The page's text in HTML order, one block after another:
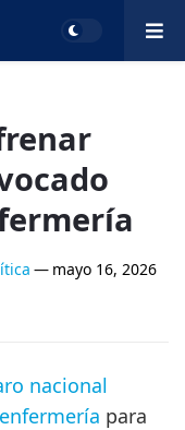
— mayo 16, 2026
nacional
para